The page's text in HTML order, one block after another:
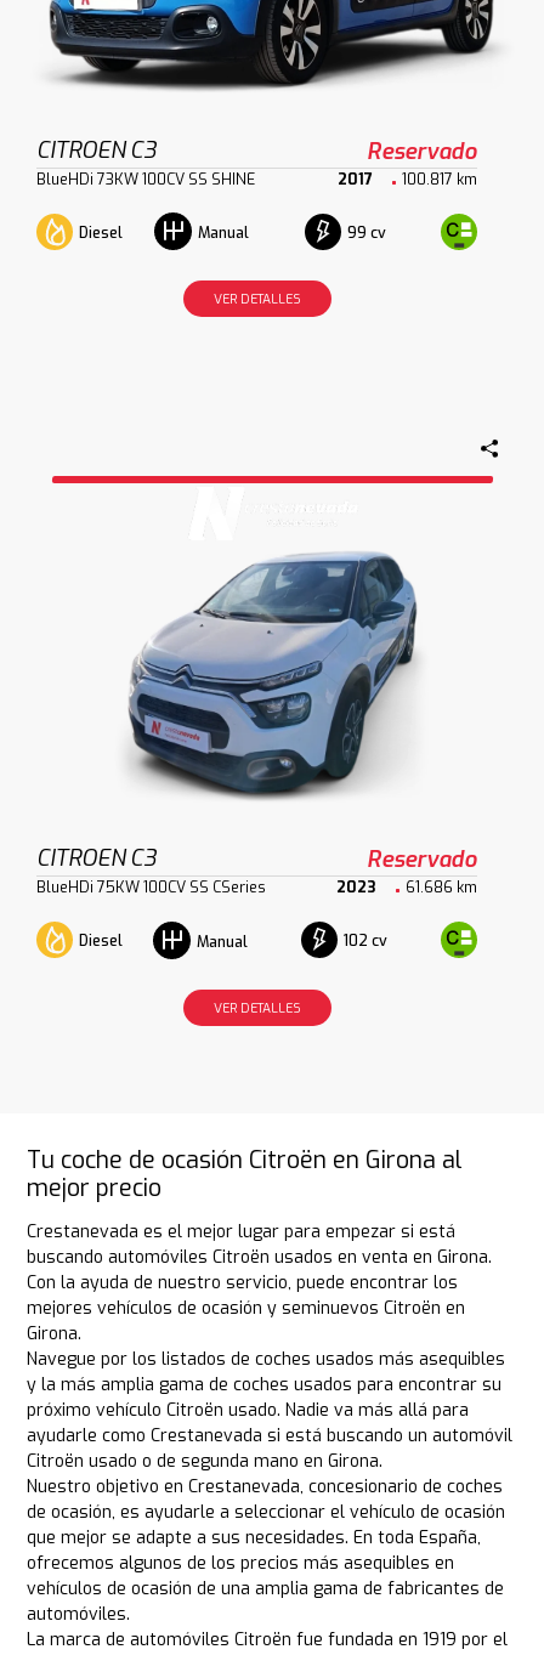
CITROEN C3 Reservado
BlueHDi 73KW 100CV SS SHINE 2017 100.817 km
Diesel Manual 99 cv
VER DETALLES
CITROEN C3 Reservado
BlueHDi 75KW 100CV SS CSeries 2023 61.686 km
Diesel Manual 102 cv
VER DETALLES
Tu coche de ocasión Citroën en Girona al
mejor precio
Crestanevada es el mejor lugar para empezar si está
buscando automóviles Citroën usados en venta en Girona.
Con la ayuda de nuestro servicio, puede encontrar los
mejores vehículos de ocasión y seminuevos Citroën en
Girona.
Navegue por los listados de coches usados más asequibles
y la más amplia gama de coches usados para encontrar su
próximo vehículo Citroën usado. Nadie va más allá para
ayudarle como Crestanevada si está buscando un automóvil
Citroën usado o de segunda mano en Girona.
Nuestro objetivo en Crestanevada, concesionario de coches
de ocasión, es ayudarle a seleccionar el vehículo de ocasión
que mejor se adapte a sus necesidades. En toda España,
ofrecemos algunos de los precios más asequibles en
vehículos de ocasión de una amplia gama de fabricantes de
automóviles.
La marca de automóviles Citroën fue fundada en 1919 por el